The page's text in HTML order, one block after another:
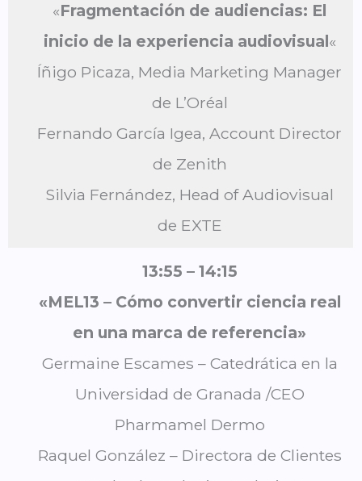
«Fragmentación de audiencias: El
inicio de la experiencia audiovisual«
Íñigo Picaza, Media Marketing Manager
de L’Oréal
Fernando García Igea, Account Director
de Zenith
Silvia Fernández, Head of Audiovisual
de EXTE
13:55 – 14:15
«MEL13 – Cómo convertir ciencia real
en una marca de referencia»
Germaine Escames – Catedrática en la
Universidad de Granada /CEO
Pharmamel Dermo
Raquel González – Directora de Clientes